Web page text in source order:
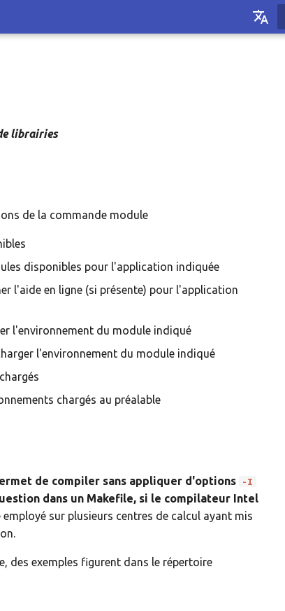
librairies
de la commande module
disponibles pour l'application indiquée
l'aide en ligne (si présente) pour l'application
l'environnement du module indiqué
l'environnement du module indiqué
chargés au préalable
de compiler sans appliquer d'options
-I
dans un Makefile, si le compilateur Intel
sur plusieurs centres de calcul ayant mis
des exemples figurent dans le répertoire